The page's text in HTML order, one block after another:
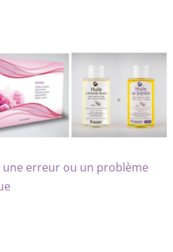
une erreur ou un problème